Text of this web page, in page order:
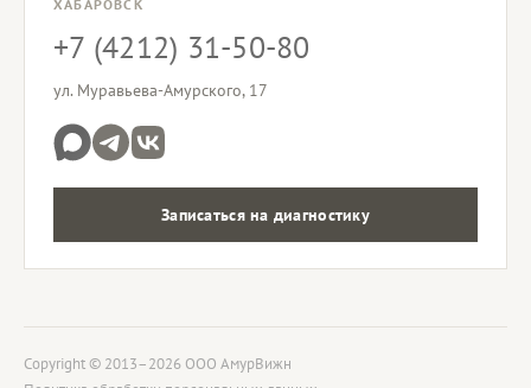
ХАБАРОВСК
+7 (4212) 31-50-80
ул. Муравьева-Амурского, 17
Записаться на диагностику
Copyright © 2013–2026 ООО АмурВижн